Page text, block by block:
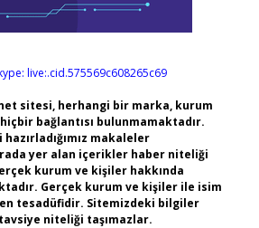
live:.cid.575569c608265c69
sitesi, herhangi bir marka, kurum
bağlantısı bulunmamaktadır.
makaleler
yer alan içerikler haber niteliği
kurum ve kişiler hakkında
Gerçek kurum ve kişiler ile isim
tesadüfidir. Sitemizdeki bilgiler
niteliği taşımazlar.